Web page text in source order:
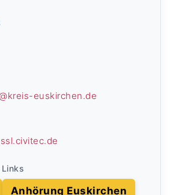
euskirchen.de
Anhörung Euskirchen